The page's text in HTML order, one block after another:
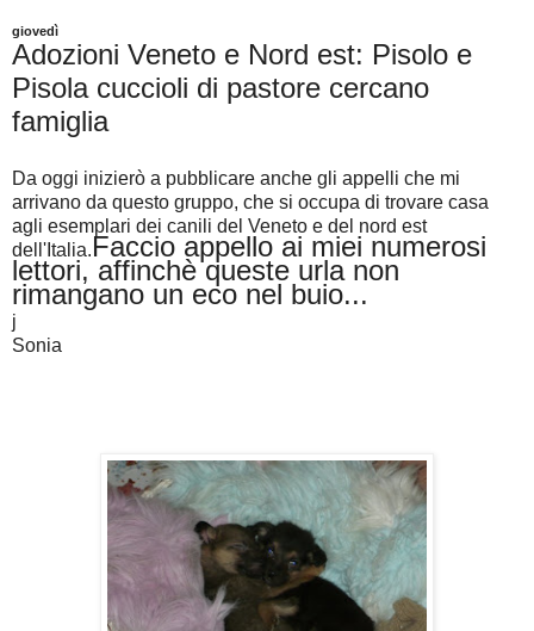
giovedì
Adozioni Veneto e Nord est: Pisolo e
Pisola cuccioli di pastore cercano
famiglia
Da oggi inizierò a pubblicare anche gli appelli che mi
arrivano da questo gruppo, che si occupa di trovare casa
agli esemplari dei canili del Veneto e del nord est
dell'Italia.Faccio appello ai miei numerosi
lettori, affinchè queste urla non
rimangano un eco nel buio...
j
Sonia